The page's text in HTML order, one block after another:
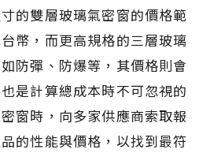
的雙層玻璃氣密窗的價格範
幣，而更高規格的三層玻璃
防彈、防爆等，其價格則會
是計算總成本時不可忽視的
窗時，向多家供應商索取報
的性能與價格，以找到最符